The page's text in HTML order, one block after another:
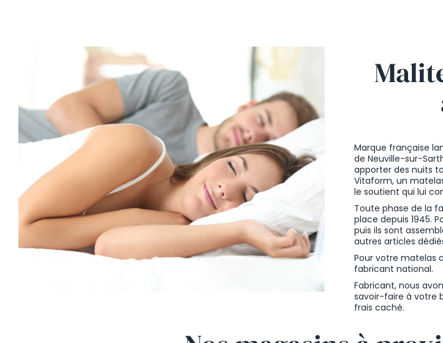
Marque française
de Neuville-sur-
apporter des nuits
Vitaform, un
le soutient qui lui
Toute phase de la
place depuis 1945.
puis ils sont
autres articles
Pour votre matelas
fabricant national.
Fabricant, nous
savoir-faire à votre
frais caché.